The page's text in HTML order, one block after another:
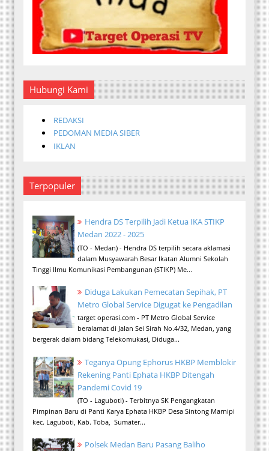
Hubungi Kami
REDAKSI
PEDOMAN MEDIA SIBER
IKLAN
Terpopuler
Hendra DS Terpilih Jadi Ketua IKA STIKP
Medan 2022 - 2025
(TO - Medan) - Hendra DS terpilih secara aklamasi
dalam Musyawarah Besar Ikatan Alumni Sekolah
Tinggi Ilmu Komunikasi Pembangunan (STIKP) Me...
Diduga Lakukan Pemecatan Sepihak, PT
Metro Global Service Digugat ke Pengadilan
target operasi.com - PT Metro Global Service
beralamat di Jalan Sei Sirah No.4/32, Medan, yang
bergerak dalam bidang Telekomukasi, Diduga...
Teganya Opung Ephorus HKBP Memblokir
Rekening Panti Ephata HKBP Ditengah
Pandemi Covid 19
(TO - Laguboti) - Terbitnya SK Pengangkatan
Pimpinan Baru di Panti Karya Ephata HKBP Desa Sintong Marnipi
kec. Laguboti, Kab. Toba, Sumater...
Polsek Medan Baru Pasang Baliho